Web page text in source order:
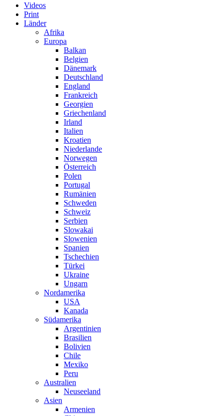
Videos
Print
Länder
Afrika
Europa
Balkan
Belgien
Dänemark
Deutschland
England
Frankreich
Georgien
Griechenland
Irland
Italien
Kroatien
Niederlande
Norwegen
Österreich
Polen
Portugal
Rumänien
Schweden
Schweiz
Serbien
Slowakai
Slowenien
Spanien
Tschechien
Türkei
Ukraine
Ungarn
Nordamerika
USA
Kanada
Südamerika
Argentinien
Brasilien
Bolivien
Chile
Mexiko
Peru
Australien
Neuseeland
Asien
Armenien